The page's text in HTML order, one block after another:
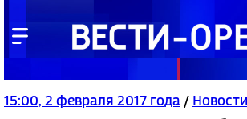
15:00, 2 февраля 2017 года / Новости